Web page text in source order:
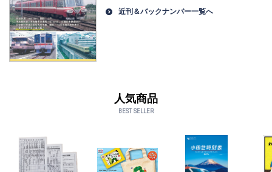
近刊＆バックナンバー一覧へ
人気商品
BEST SELLER